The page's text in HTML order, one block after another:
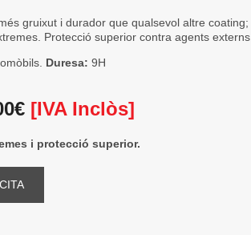
gruixut i durador que qualsevol altre coating;
Protecció superior contra agents externs.
Duresa: 9H
[IVA Inclòs]
i protecció superior.